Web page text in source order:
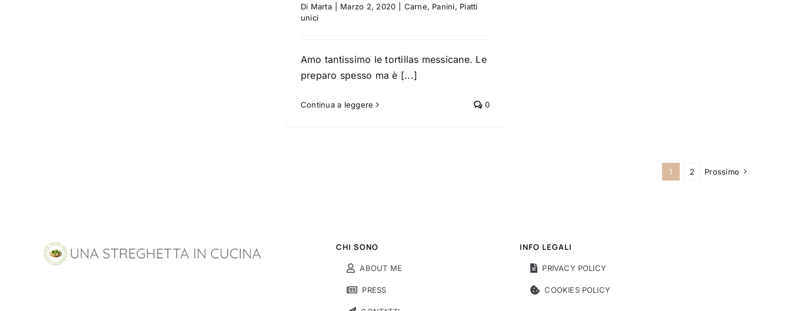
Di Marta Marzo 2, 2020 Carne, Panini, Piatti
unici
Amo tantissimo le tortillas messicane. Le
preparo spesso ma è [...]
Continua a leggere 0
1 2 Prossimo
CHI SONO
ABOUT ME
PRESS
INFO LEGALI
PRIVACY POLICY
COOKIES POLICY